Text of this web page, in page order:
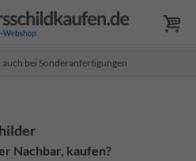
bei Sonderanfertigungen
Nachbar, kaufen?